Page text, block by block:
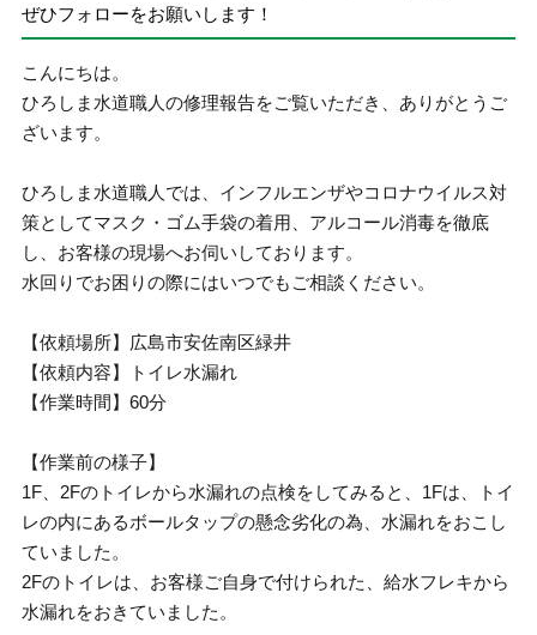
ぜひフォローをお願いします！
こんにちは。
ひろしま水道職人の修理報告をご覧いただき、ありがとうご
ざいます。
ひろしま水道職人では、インフルエンザやコロナウイルス対
策としてマスク・ゴム手袋の着用、アルコール消毒を徹底
し、お客様の現場へお伺いしております。
水回りでお困りの際にはいつでもご相談ください。
【依頼場所】広島市安佐南区緑井
【依頼内容】トイレ水漏れ
【作業時間】60分
【作業前の様子】
1F、2Fのトイレから水漏れの点検をしてみると、1Fは、トイ
レの内にあるボールタップの懸念劣化の為、水漏れをおこし
ていました。
2Fのトイレは、お客様ご自身で付けられた、給水フレキから
水漏れをおきていました。